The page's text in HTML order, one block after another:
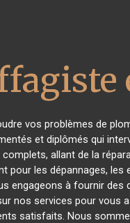
vos problèmes de
et diplômés qui
allant de la
pour les dépannages,
engageons à fournir
services pour vous
satisfaits. Nous